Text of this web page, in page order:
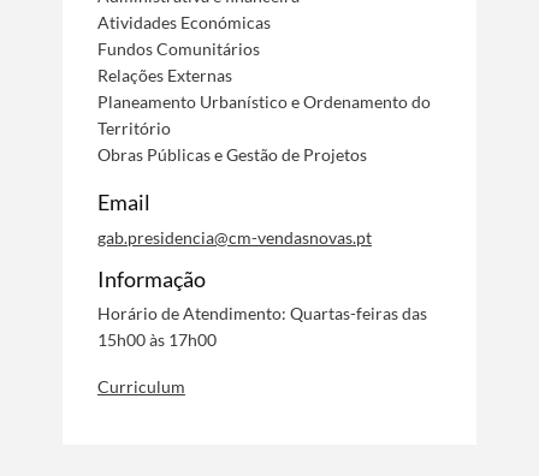
Atividades Económicas
Fundos Comunitários
Relações Externas
Planeamento Urbanístico e Ordenamento do
Território
Obras Públicas e Gestão de Projetos
Email
gab.presidencia@cm-vendasnovas.pt
Informação
Horário de Atendimento: Quartas-feiras das
15h00 às 17h00
Curriculum